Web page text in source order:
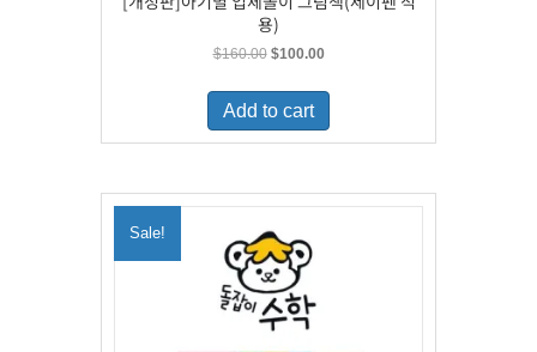
용)
$160.00 Original
was:
$160.00.
$100.00Current
is:
Add to cart
Sale!